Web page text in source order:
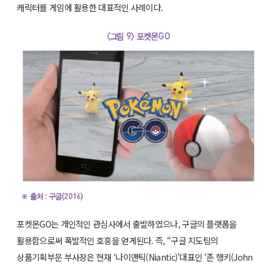
캐릭터를 게임에 활용한 대표적인 사례이다.
포켓몬GO는 개인적인 관심사에서 출발하였으나, 구글의 플랫폼을
활용함으로써 폭발적인 호흥을 얻게된다. 즉, “구글 지도팀의
상품기획부문 부사장은 현재 ‘나이앤틱(Niantic)’대표인 ‘존 행키(John